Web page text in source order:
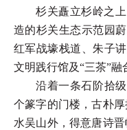
杉关矗立杉岭之
造的杉关生态示范园
红军战壕栈道、朱子
文明践行馆及“三茶”融
沿着一条石阶拾
个篆字的门楼，古朴
水吴山外，得意唐诗